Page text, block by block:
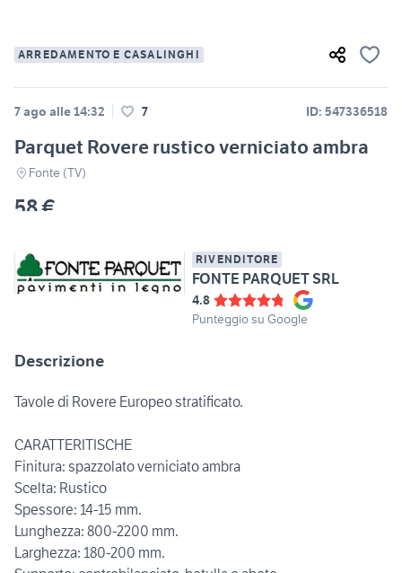
ARREDAMENTO E CASALINGHI
7 ago alle 14:32 7 ID: 547336518
Parquet Rovere rustico verniciato ambra
Fonte (TV)
58 €
RIVENDITORE
FONTE PARQUET SRL
4.8
Punteggio su Google
Descrizione
Tavole di Rovere Europeo stratificato.
CARATTERITISCHE
Finitura: spazzolato verniciato ambra
Scelta: Rustico
Spessore: 14-15 mm.
Lunghezza: 800-2200 mm.
Larghezza: 180-200 mm.